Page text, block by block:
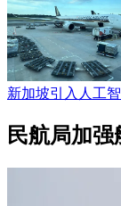
新加坡引入人工
民航局加